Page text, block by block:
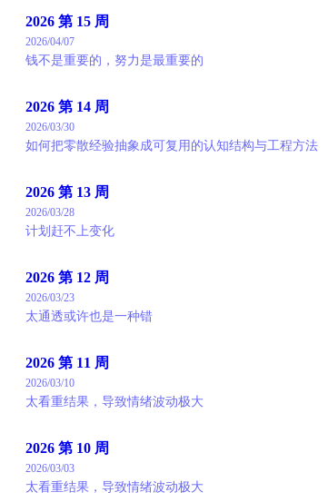
2026 第 15 周
2026/04/07
钱不是重要的，努力是最重要的
2026 第 14 周
2026/03/30
如何把零散经验抽象成可复用的认知结构与工程方法
2026 第 13 周
2026/03/28
计划赶不上变化
2026 第 12 周
2026/03/23
太通透或许也是一种错
2026 第 11 周
2026/03/10
太看重结果，导致情绪波动极大
2026 第 10 周
2026/03/03
太看重结果，导致情绪波动极大